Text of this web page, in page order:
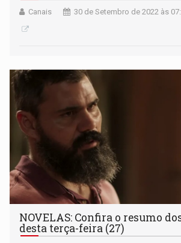
Canais 30 de Setembro de 2022 às
NOVELAS: Confira o resumo
desta terça-feira (27)